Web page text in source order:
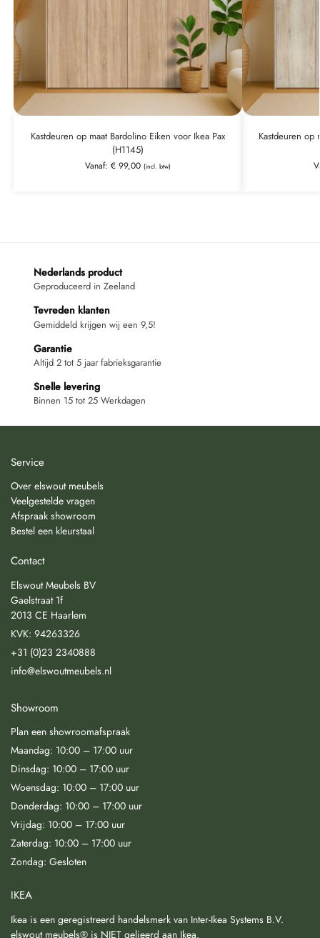
Kastdeuren op maat Bardolino Eiken voor Ikea Pax
(H1145)
Vanaf: €99,00 (incl. btw)
Kastdeuren op
Nederlands product
Geproduceerd in Zeeland
Tevreden klanten
Gemiddeld krijgen wij een 9,5!
Garantie
Altijd 2 tot 5 jaar fabrieksgarantie
Snelle levering
Binnen 15 tot 25 Werkdagen
Service
Over elswout meubels
Veelgestelde vragen
Afspraak showroom
Bestel een kleurstaal
Contact
Elswout Meubels BV
Gaelstraat 1f
2013 CE Haarlem
KVK: 94263326
+31 (0)23 2340888
info@elswoutmeubels.nl
Showroom
Plan een showroomafspraak
Maandag: 10:00 – 17:00 uur
Dinsdag: 10:00 – 17:00 uur
Woensdag: 10:00 – 17:00 uur
Donderdag: 10:00 – 17:00 uur
Vrijdag: 10:00 – 17:00 uur
Zaterdag: 10:00 – 17:00 uur
Zondag: Gesloten
IKEA
Ikea is een geregistreerd handelsmerk van Inter-Ikea Systems B.V.
elswout meubels® is NIET gelieerd aan Ikea.